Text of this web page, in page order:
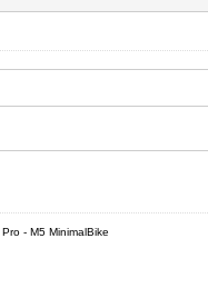
- M5 MinimalBike